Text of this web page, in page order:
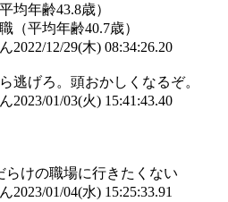
均年齢43.8歳）
平均年齢40.7歳）
2022/12/29(木) 08:34:26.20
逃げろ。頭おかしくなるぞ。
2023/01/03(火) 15:41:43.40
けの職場に行きたくない
2023/01/04(水) 15:25:33.91